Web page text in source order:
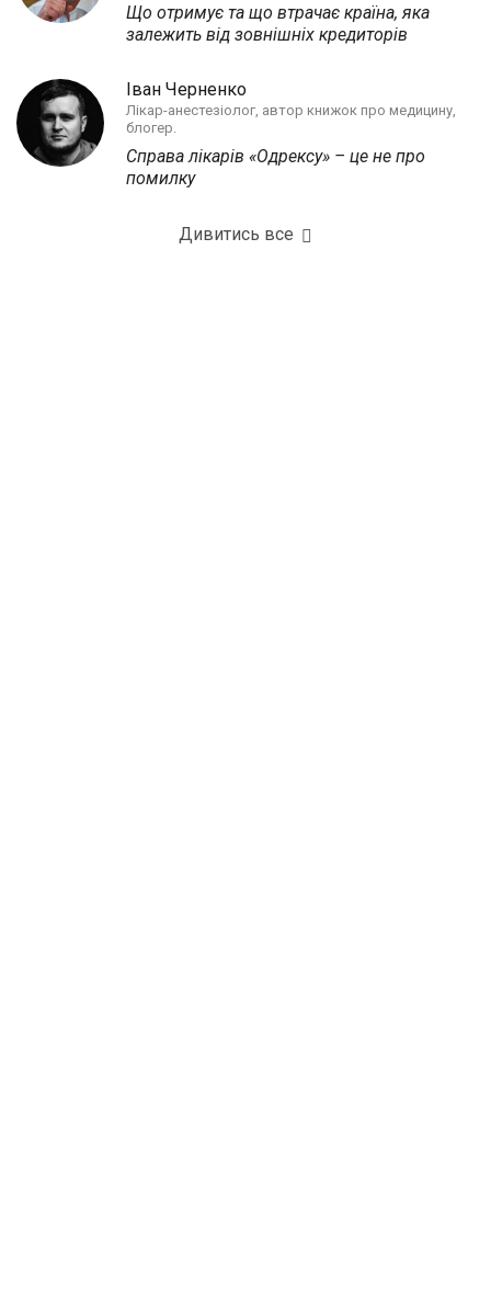
Що отримує та що втрачає країна, яка
залежить від зовнішніх кредиторів
Іван Черненко
Лікар-анестезіолог, автор книжок про медицину,
блогер.
Справа лікарів «Одрексу» – це не про
помилку
Дивитись все